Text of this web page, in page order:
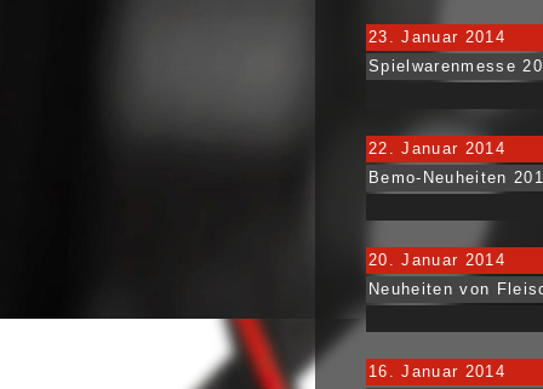
23. Januar 2014
Spielwarenmesse
22. Januar 2014
Bemo-Neuheiten
20. Januar 2014
Neuheiten von
16. Januar 2014